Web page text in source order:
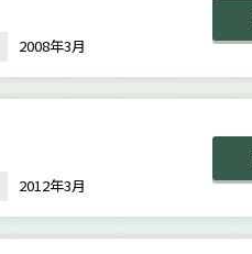
2008年3月
2012年3月